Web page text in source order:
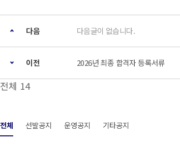
다음 다음글이 없습니다.
이전 2026년 최종 합격자 등록서류
전체 14
전체 선발공지 운영공지 기타공지